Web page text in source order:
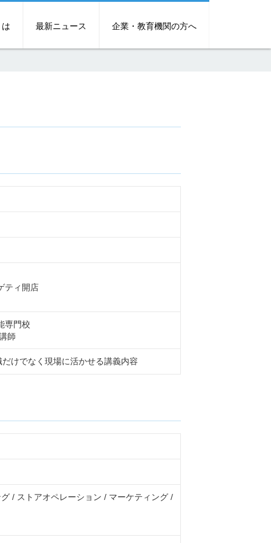
最新ニュース 企業・教育機関の方へ
ィ開店
専門校
師
けでなく現場に活かせる講義内容
/ ストアオペレーション / マーケティング /